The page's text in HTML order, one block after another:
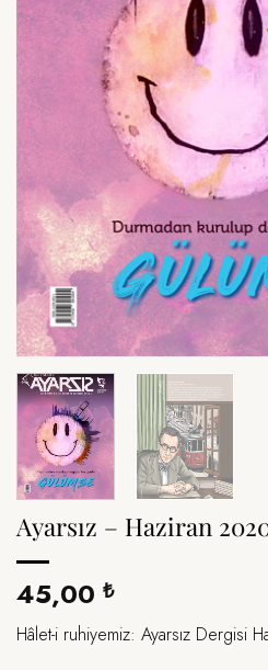
Ayarsız – Haziran
45,00 ₺
Hâlet-i ruhiyemiz: Ayarsız Dergisi